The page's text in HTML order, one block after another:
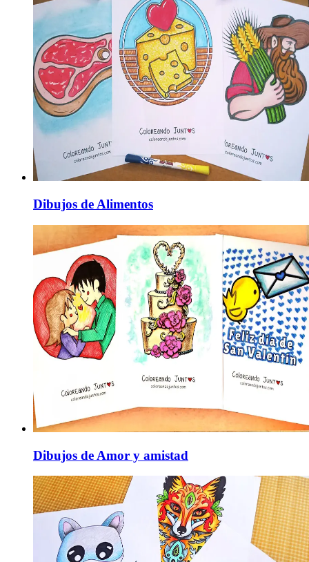
Dibujos de Alimentos
Dibujos de Amor y amistad